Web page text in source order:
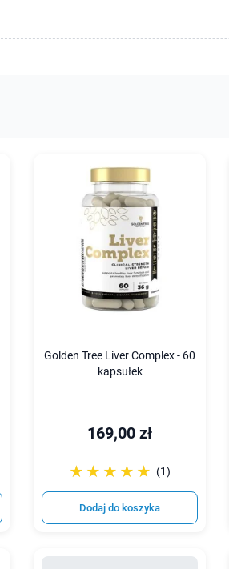
Golden Tree Liver Complex - 60
kapsułek
169,00 zł
☆☆☆☆☆
★★★★★ (1)
Dodaj do koszyka